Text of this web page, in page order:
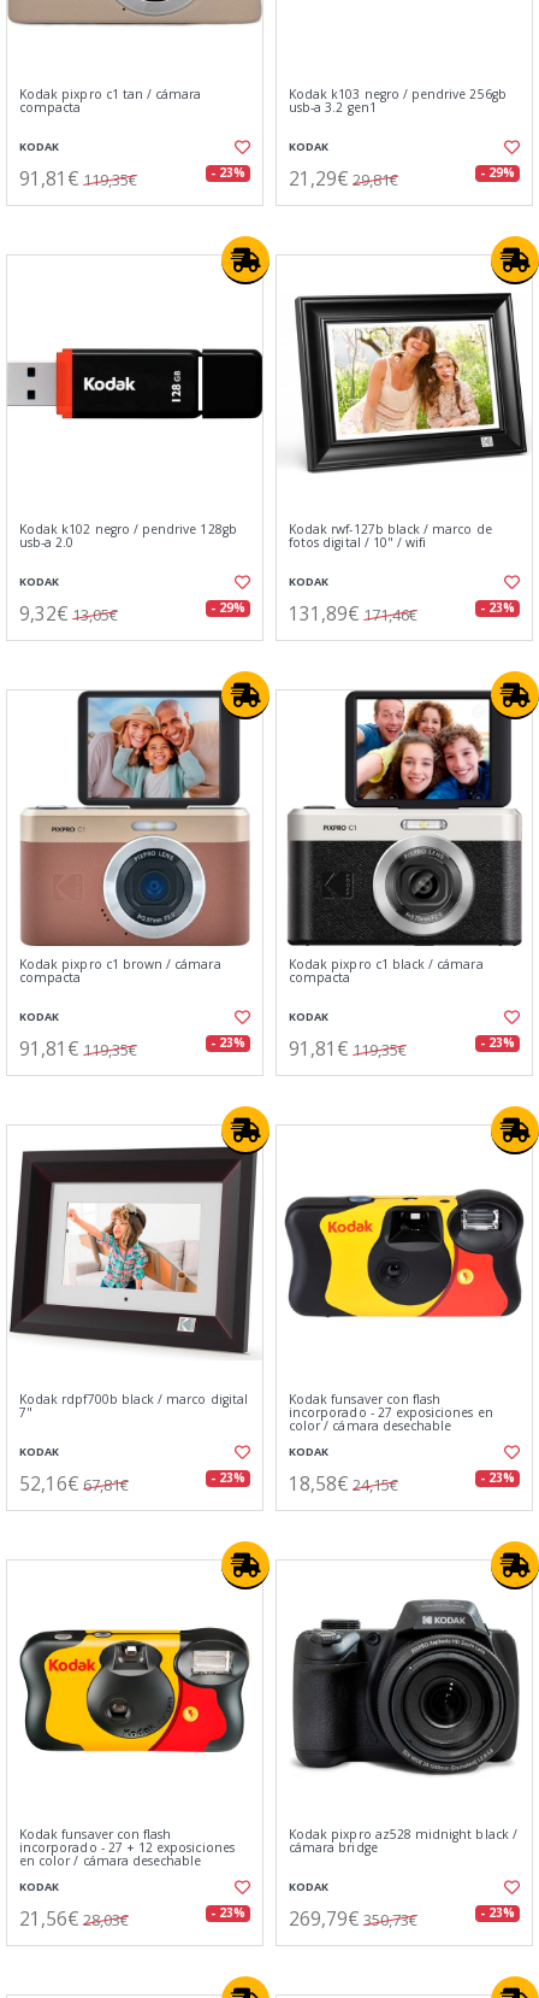
Kodak pixpro c1 tan / cámara
compacta
KODAK
91,81€ 119,35€ - 23%
Kodak k103 negro / pendrive 256gb
usb-a 3.2 gen1
KODAK
21,29€ 29,81€ - 29%
Kodak k102 negro / pendrive 128gb
usb-a 2.0
KODAK
9,32€ 13,05€ - 29%
Kodak rwf-127b black / marco de
fotos digital / 10" / wifi
KODAK
131,89€ 171,46€ - 23%
Kodak pixpro c1 brown / cámara
compacta
KODAK
91,81€ 119,35€ - 23%
Kodak pixpro c1 black / cámara
compacta
KODAK
91,81€ 119,35€ - 23%
Kodak rdpf700b black / marco digital
7"
KODAK
52,16€ 67,81€ - 23%
Kodak funsaver con flash
incorporado - 27 exposiciones en
color / cámara desechable
KODAK
18,58€ 24,15€ - 23%
Kodak funsaver con flash
incorporado - 27 + 12 exposiciones
en color / cámara desechable
KODAK
21,56€ 28,03€ - 23%
Kodak pixpro az528 midnight black /
cámara bridge
KODAK
269,79€ 350,73€ - 23%